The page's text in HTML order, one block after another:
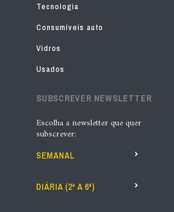
Tecnologia
Consumíveis auto
Vidros
Usados
SUBSCREVER NEWSLETTER
Escolha a newsletter que quer
subscrever:
SEMANAL
DIÁRIA (2ª A 6ª)